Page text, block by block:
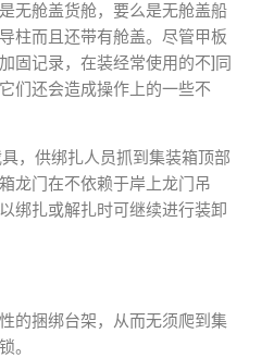
无舱盖货舱，要么是无舱盖船
柱而且还带有舱盖。尽管甲板
固记录，在装经常使用的不]同
们还会造成操作上的一些不
，供绑扎人员抓到集装箱顶部
龙门在不依赖于岸上龙门吊
绑扎或解扎时可继续进行装卸
的捆绑台架，从而无须爬到集
。